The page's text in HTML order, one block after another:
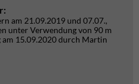
am 21.09.2019 und 07.07.,
unter Verwendung von 90 m
am 15.09.2020 durch Martin